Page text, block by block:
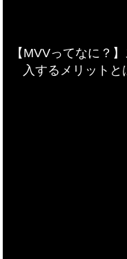
【MVVってなに？
入するメリットと